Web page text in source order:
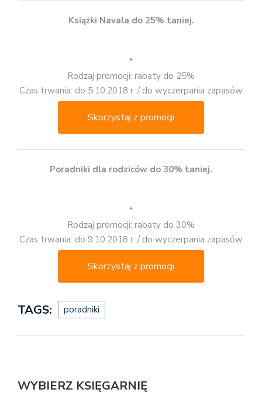
Książki Navala do 25% taniej.
*
Rodzaj promocji: rabaty do 25%
Czas trwania: do 5.10.2018 r. / do wyczerpania zapasów
Skorzystaj z promocji
Poradniki dla rodziców do 30% taniej.
*
Rodzaj promocji: rabaty do 30%
Czas trwania: do 9.10.2018 r. / do wyczerpania zapasów
Skorzystaj z promocji
TAGS: poradniki
WYBIERZ KSIĘGARNIĘ